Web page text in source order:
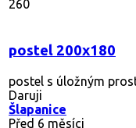
260
postel 200x180
postel s úložným
Daruji
Šlapanice
Před 6 měsíci